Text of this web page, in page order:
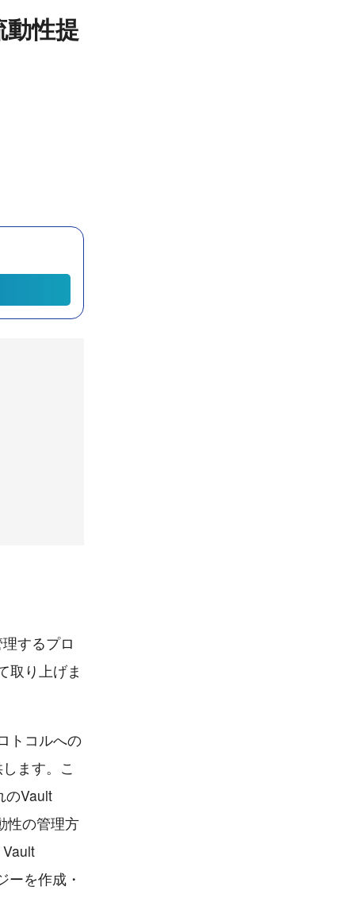
性提
するプロ
取り上げま
トコルへの
ます。こ
のVault
性の管理方
を作成・